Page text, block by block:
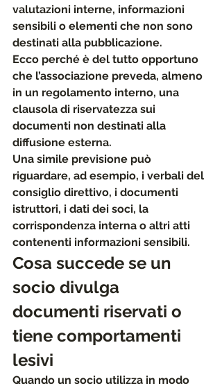
valutazioni interne, informazioni
sensibili o elementi che non sono
destinati alla pubblicazione.
Ecco perché è del tutto opportuno
che l’associazione preveda, almeno
in un regolamento interno, una
clausola di riservatezza sui
documenti non destinati alla
diffusione esterna.
Una simile previsione può
riguardare, ad esempio, i verbali del
consiglio direttivo, i documenti
istruttori, i dati dei soci, la
corrispondenza interna o altri atti
contenenti informazioni sensibili.
Cosa succede se un
socio divulga
documenti riservati o
tiene comportamenti
lesivi
Quando un socio utilizza in modo